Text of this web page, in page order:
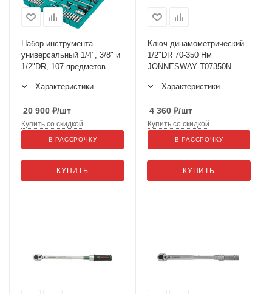
Набор инструмента
универсальный 1/4", 3/8" и
1/2"DR, 107 предметов
Характеристики
20 900 ₽/шт
КУПИТЬ
Купить со скидкой
В РАССРОЧКУ
Ключ динамометрический
1/2"DR 70-350 Нм
JONNESWAY T07350N
Характеристики
4 360 ₽/шт
КУПИТЬ
Купить со скидкой
В РАССРОЧКУ